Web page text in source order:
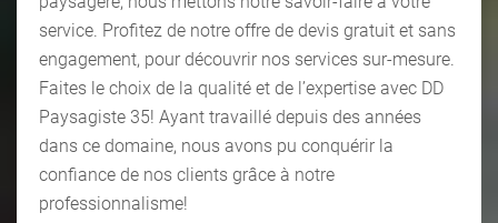
service. Profitez de notre offre de devis gratuit et sans
engagement, pour découvrir nos services sur-mesure.
Faites le choix de la qualité et de l’expertise avec DD
Paysagiste 35! Ayant travaillé depuis des années
dans ce domaine, nous avons pu conquérir la
confiance de nos clients grâce à notre
professionnalisme!